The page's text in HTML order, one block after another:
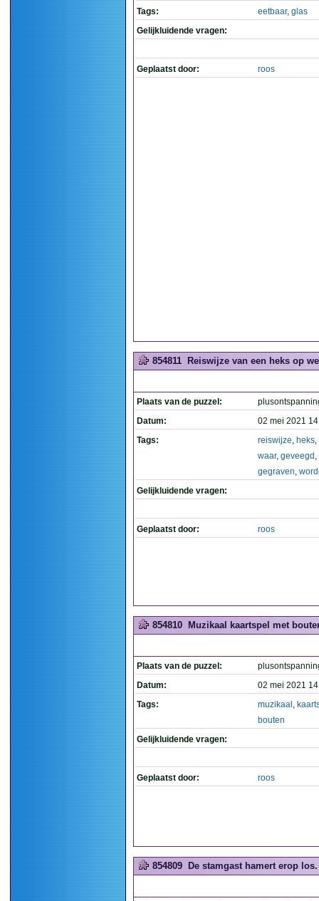
Tags:
eetbaar, glas
Gelijkluidende vragen:
Geplaatst door: roos
854811 Reiswijze van een heks op
Plaats van de puzzel:
Datum:
02 mei 2021
Tags:
reiswijze, heks,
waar, geveegd ,
gegraven,
Gelijkluidende vragen:
Geplaatst door: roos
854810 Muzikaal kaartspel met
Plaats van de puzzel:
Datum:
02 mei 2021
Tags:
muzikaal ,
bouten
Gelijkluidende vragen:
Geplaatst door: roos
854809 De stamgast hamert erop los.